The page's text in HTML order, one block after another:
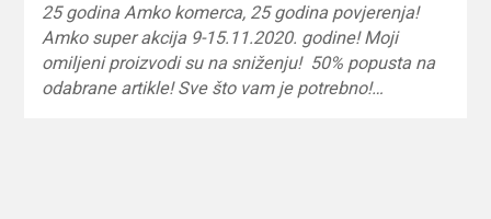
25 godina Amko komerca, 25 godina povjerenja!
Amko super akcija 9-15.11.2020. godine! Moji
omiljeni proizvodi su na sniženju! 50% popusta na
odabrane artikle! Sve što vam je potrebno!…